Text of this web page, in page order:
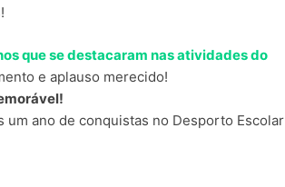
que se destacaram nas atividades do
e aplauso merecido!
um ano de conquistas no Desporto Escolar